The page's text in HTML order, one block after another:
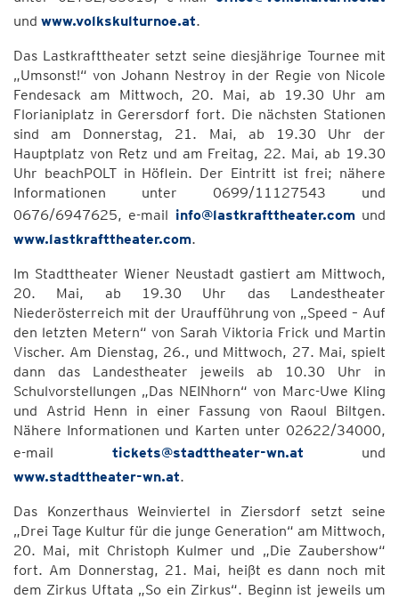
und www.volkskulturnoe.at.
Das Lastkrafttheater setzt seine diesjährige Tournee mit
„Umsonst!“ von Johann Nestroy in der Regie von Nicole
Fendesack am Mittwoch, 20. Mai, ab 19.30 Uhr am
Florianiplatz in Gerersdorf fort. Die nächsten Stationen
sind am Donnerstag, 21. Mai, ab 19.30 Uhr der
Hauptplatz von Retz und am Freitag, 22. Mai, ab 19.30
Uhr beachPOLT in Höflein. Der Eintritt ist frei; nähere
Informationen unter 0699/11127543 und
0676/6947625, e-mail info@lastkrafttheater.comund
www.lastkrafttheater.com.
Im Stadttheater Wiener Neustadt gastiert am Mittwoch,
20. Mai, ab 19.30 Uhr das Landestheater
Niederösterreich mit der Uraufführung von „Speed – Auf
den letzten Metern“ von Sarah Viktoria Frick und Martin
Vischer. Am Dienstag, 26., und Mittwoch, 27. Mai, spielt
dann das Landestheater jeweils ab 10.30 Uhr in
Schulvorstellungen „Das NEINhorn“ von Marc-Uwe Kling
und Astrid Henn in einer Fassung von Raoul Biltgen.
Nähere Informationen und Karten unter 02622/34000,
e-mail tickets@stadttheater-wn.at und
www.stadttheater-wn.at.
Das Konzerthaus Weinviertel in Ziersdorf setzt seine
„Drei Tage Kultur für die junge Generation“ am Mittwoch,
20. Mai, mit Christoph Kulmer und „Die Zaubershow“
fort. Am Donnerstag, 21. Mai, heißt es dann noch mit
dem Zirkus Uftata „So ein Zirkus“. Beginn ist jeweils um